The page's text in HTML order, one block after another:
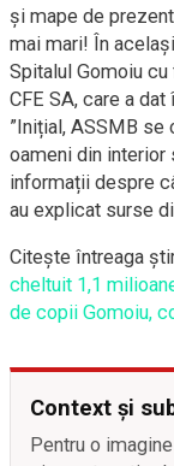
și mape de
mai mari! În
Spitalul Gomoiu
CFE SA, care a
”Inițial, ASSMB
oameni din interior
informații despre
au explicat surse
Citeşte întreaga
cheltuit 1,1
de copii Gomoiu,
Context și
Pentru o